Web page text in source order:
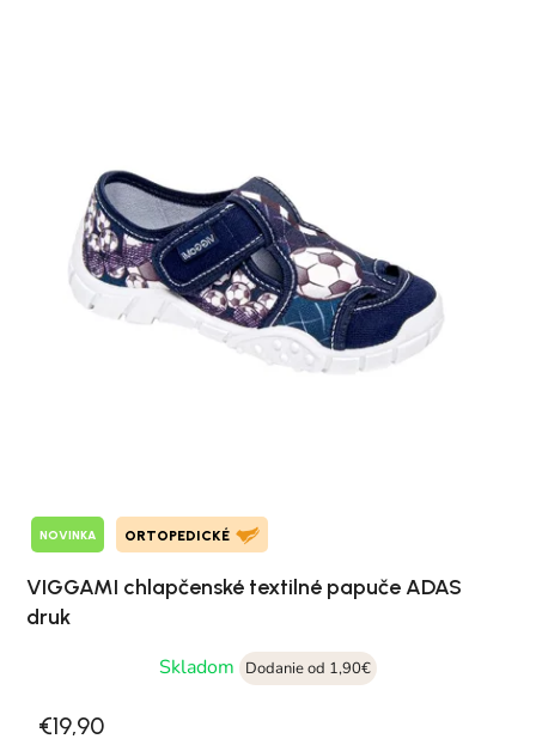
NOVINKA ORTOPEDICKÉ
VIGGAMI chlapčenské textilné papuče ADAS
druk
Skladom
Dodanie od 1,90€
€19,90